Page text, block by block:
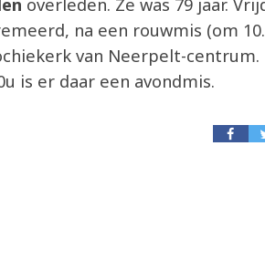
overleden. Ze was 79 jaar.
na een rouwmis (om
van Neerpelt-
is er daar een avondmis.